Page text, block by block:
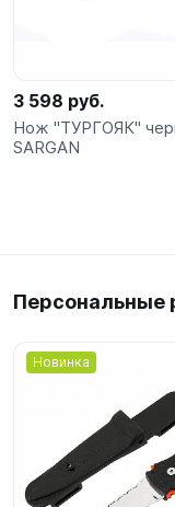
3 598 руб.
Нож "ТУРГОЯК"
SARGAN
Персональные
Новинка